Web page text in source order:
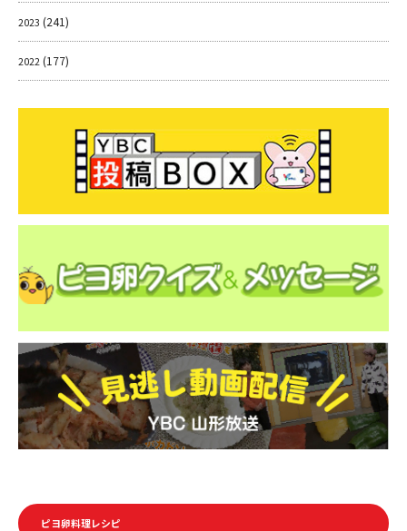
2023 (241)
2022(177)
ピヨ卵料理レシピ